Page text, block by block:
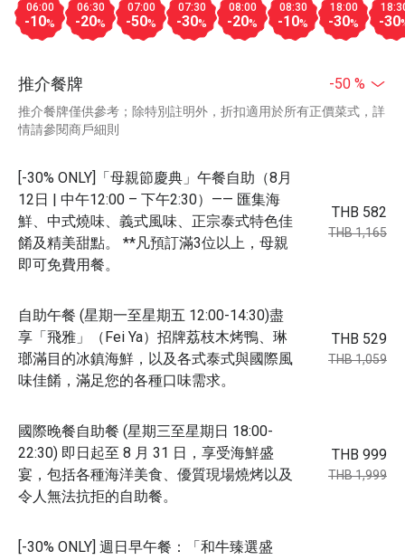
06:00
-10%
06:30
-20%
07:00
-50%
07:30
-30%
08:00
-20%
08:30
-10%
18:00
-30% -30
推介餐牌 -50 %
推介餐牌僅供參考；除特別註明外，折扣適用於所有正價菜式，詳
情請參閱商戶細則
[-30% ONLY]「母親節慶典」午餐自助（8月
12日 | 中午12:00 – 下午2:30）—— 匯集海
鮮、中式燒味、義式風味、正宗泰式特色佳
餚及精美甜點。 **凡預訂滿3位以上，母親
即可免費用餐。
THB 582
THB 1,165
自助午餐 (星期一至星期五 12:00-14:30)盡
享「飛雅」（Fei Ya）招牌荔枝木烤鴨、琳
瑯滿目的冰鎮海鮮，以及各式泰式與國際風
味佳餚，滿足您的各種口味需求。
THB 529
THB 1,059
國際晚餐自助餐 (星期三至星期日 18:00-
22:30) 即日起至 8 月 31 日，享受海鮮盛
宴，包括各種海洋美食、優質現場燒烤以及
令人無法抗拒的自助餐。
THB 999
THB 1,999
[-30% ONLY] 週日早午餐：「和牛臻選盛